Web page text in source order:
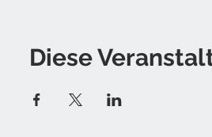
Diese